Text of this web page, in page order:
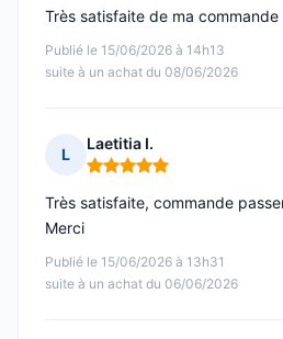
Publié le 15/06/2026 à 14h13
suite à un achat du 08/06/2026
Très satisfaite de ma commande
L
Laetitia I.
Note : 5 sur 5
Publié le 15/06/2026 à 13h31
suite à un achat du 06/06/2026
Très satisfaite, commande
Merci